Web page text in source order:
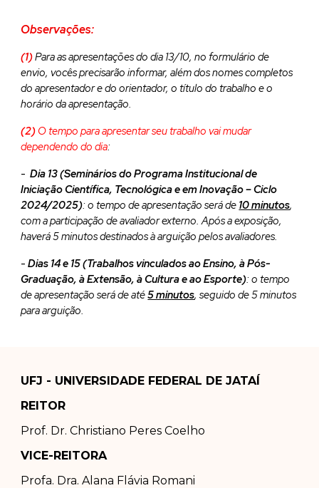
Observações:
(1)Para as apresentações do dia 13/10, no formulário de
envio, vocês precisarão informar, além dos nomes completos
do apresentador e do orientador, o título do trabalho e o
horário da apresentação.
(2) O tempo para apresentar seu trabalho vai mudar
dependendo do dia:
- Dia 13 (Seminários do Programa Institucional de
Iniciação Científica, Tecnológica e em Inovação – Ciclo
2024/2025): o tempo de apresentação será de 10 minutos,
com a participação de avaliador externo. Após a exposição,
haverá 5 minutos destinados à arguição pelos avaliadores.
- Dias 14 e 15(Trabalhos vinculados ao Ensino, à Pós-
Graduação, à Extensão, à Cultura e ao Esporte): o tempo
de apresentação será de até5 minutos, seguido de 5 minutos
para arguição.
UFJ - UNIVERSIDADE FEDERAL DE JATAÍ
REITOR
Prof. Dr. Christiano Peres Coelho
VICE-REITORA
Profa. Dra. Alana Flávia Romani